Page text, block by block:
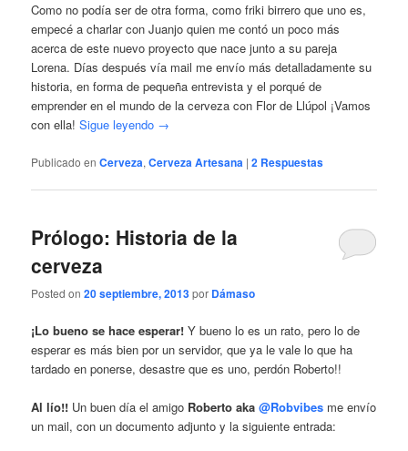
Como no podía ser de otra forma, como friki birrero que uno es,
empecé a charlar con Juanjo quien me contó un poco más
acerca de este nuevo proyecto que nace junto a su pareja
Lorena. Días después vía mail me envío más detalladamente su
historia, en forma de pequeña entrevista y el porqué de
emprender en el mundo de la cerveza con Flor de Llúpol ¡Vamos
con ella!Sigue leyendo →
Publicado en Cerveza,Cerveza Artesana |2 Respuestas
Prólogo: Historia de la
cerveza
Posted on20 septiembre, 2013por Dámaso
¡Lo bueno se hace esperar! Y bueno lo es un rato, pero lo de
esperar es más bien por un servidor, que ya le vale lo que ha
tardado en ponerse, desastre que es uno, perdón Roberto!!
Al lío!! Un buen día el amigo Roberto aka@Robvibes me envío
un mail, con un documento adjunto y la siguiente entrada: